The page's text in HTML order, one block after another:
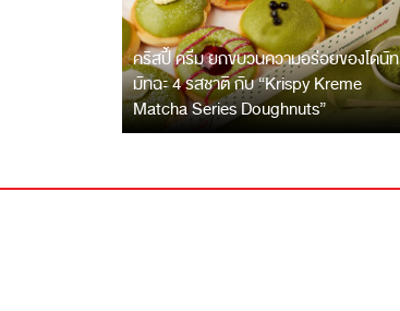
คริสปี้ ครีม ยกขบวนความอร่อยของโดนัท
มัทฉะ 4 รสชาติ กับ “Krispy Kreme
Matcha Series Doughnuts”